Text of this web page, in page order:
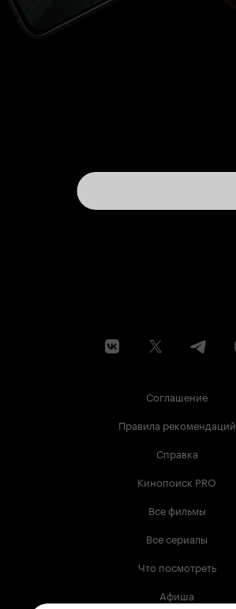
Соглашение
Правила рекомендаций
Справка
Кинопоиск PRO
Все фильмы
Все сериалы
Что посмотреть
Афиша